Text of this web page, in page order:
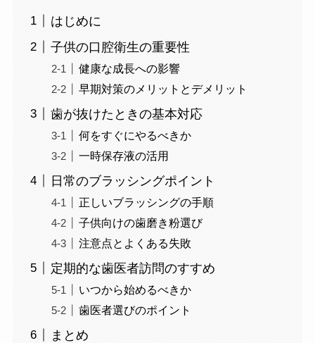
はじめに
子供の口腔衛生の重要性
健康な成長への影響
早期対策のメリットとデメリット
歯が抜けたときの基本対応
何をすぐにやるべきか
一時保存液の活用
日常のブラッシングポイント
正しいブラッシングの手順
子供向けの歯磨き粉選び
注意点とよくある失敗
定期的な歯医者訪問のすすめ
いつから始めるべきか
歯医者選びのポイント
まとめ